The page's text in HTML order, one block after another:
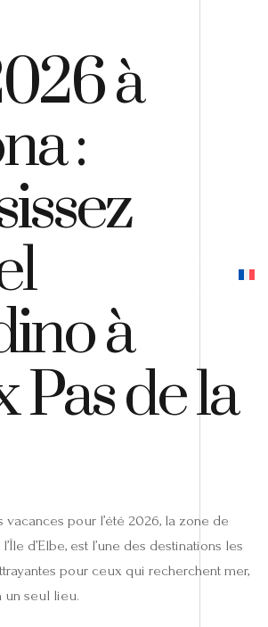
à
:
à
Pas de la
pour l’été 2026, la zone de
d’Elbe, est l’une des destinations les
pour ceux qui recherchent mer,
un seul lieu.